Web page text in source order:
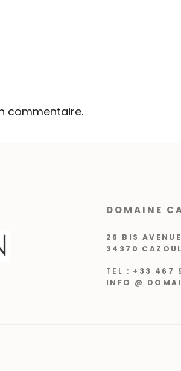
commentaire.
DOMAINE
26 BIS
34370
TEL : +33 467
INFO @